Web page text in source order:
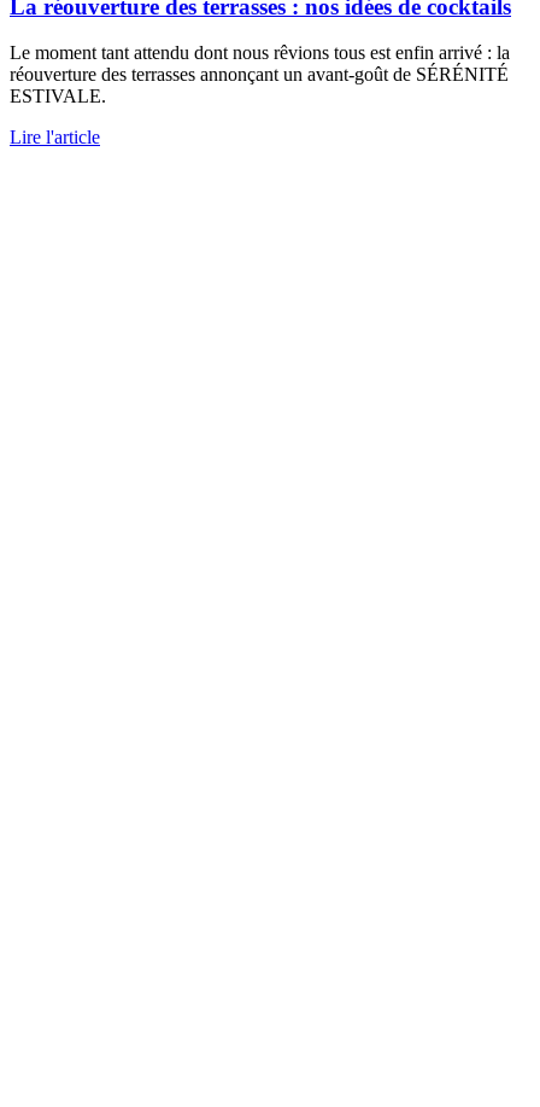
La réouverture des terrasses : nos idées de cocktails
Le moment tant attendu dont nous rêvions tous est enfin arrivé : la
réouverture des terrasses annonçant un avant-goût de SÉRÉNITÉ
ESTIVALE.
Lire l'article